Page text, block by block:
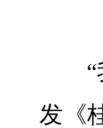
“我
发《